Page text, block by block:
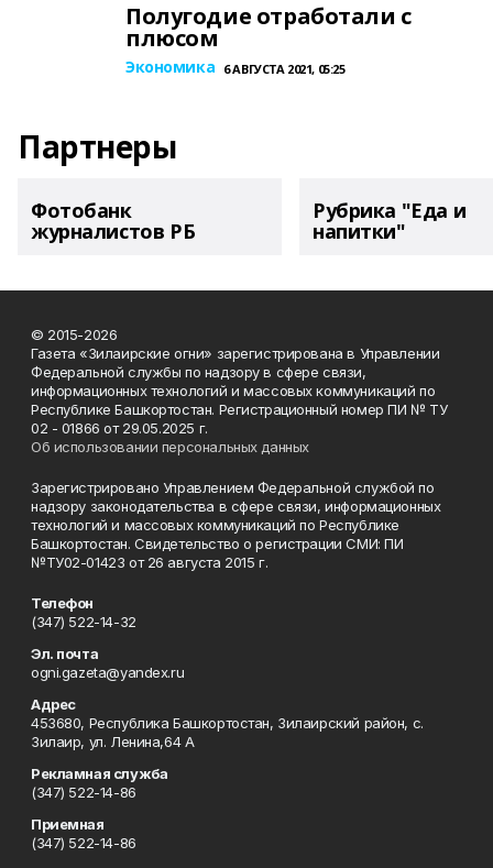
Полугодие отработали с
плюсом
Экономика 6 АВГУСТА 2021, 05:25
Партнеры
Фотобанк
журналистов РБ
Рубрика "Еда и
напитки"
© 2015-2026
Газета «Зилаирские огни» зарегистрирована в Управлении
Федеральной службы по надзору в сфере связи,
информационных технологий и массовых коммуникаций по
Республике Башкортостан. Регистрационный номер ПИ № ТУ
02 - 01866 от 29.05.2025 г.
Об использовании персональных данных
Зарегистрировано Управлением Федеральной службой по
надзору законодательства в сфере связи, информационных
технологий и массовых коммуникаций по Республике
Башкортостан. Свидетельство о регистрации СМИ: ПИ
№ТУ02-01423 от 26 августа 2015 г.
Телефон
(347) 522-14-32
Эл. почта
ogni.gazeta@yandex.ru
Адрес
453680, Республика Башкортостан, Зилаирский район, с.
Зилаир, ул. Ленина,64 А
Рекламная служба
(347) 522-14-86
Приемная
(347) 522-14-86